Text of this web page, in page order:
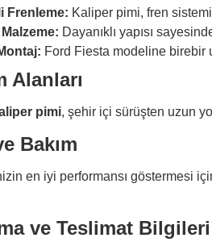
Frenleme: Kaliper pimi, fren
Dayanıklı yapısı
Ford Fiesta modeline birebir
Alanları
pimi, şehir içi sürüşten uzun
Bakım
en iyi performansı göstermesi
ve Teslimat Bilgileri